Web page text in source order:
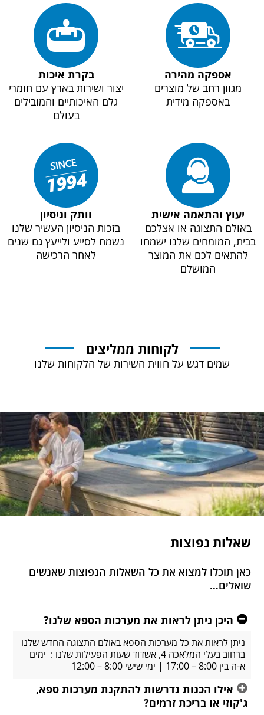
אספקה מהירה
מגוון רחב של מוצרים
באספקה מידית
בקרת איכות
יצור ושירות בארץ עם חומרי
גלם האיכותיים והמובילים
בעולם
יעוץ והתאמה אישית
באולם התצוגה או אצלכם
בבית, המומחים שלנו ישמחו
להתאים לכם את המוצר
המושלם
וותק וניסיון
בזכות הניסיון העשיר שלנו
נשמח לסייע ולייעץ גם שנים
לאחר הרכישה
לקוחות ממליצים
שמים דגש על חווית השירות של הלקוחות שלנו
שאלות נפוצות
כאן תוכלו למצוא את כל השאלות הנפוצות שאנשים
שואלים…
היכן ניתן לראות את מערכות הספא שלנו?
ניתן לראות את כל מערכות הספא באולם התצוגה החדש שלנו
ברחוב בעלי המלאכה 4, אשדוד שעות הפעילות שלנו : ימים
א-ה בין 8:00 – 17:00 | ימי שישי 8:00 – 12:00
אילו הכנות נדרשות להתקנת מערכות ספא,
ג'קוזי או בריכת זרמים?